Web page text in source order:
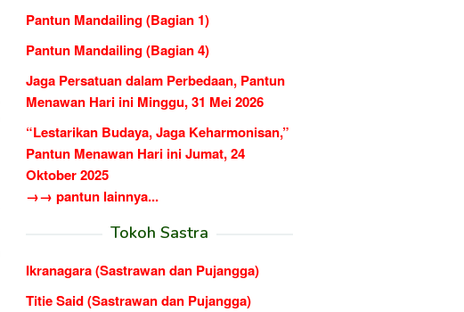
Pantun Mandailing (Bagian 1)
Pantun Mandailing (Bagian 4)
Jaga Persatuan dalam Perbedaan, Pantun
Menawan Hari ini Minggu, 31 Mei 2026
“Lestarikan Budaya, Jaga Keharmonisan,”
Pantun Menawan Hari ini Jumat, 24
Oktober 2025
→→ pantun lainnya...
Tokoh Sastra
Ikranagara (Sastrawan dan Pujangga)
Titie Said (Sastrawan dan Pujangga)